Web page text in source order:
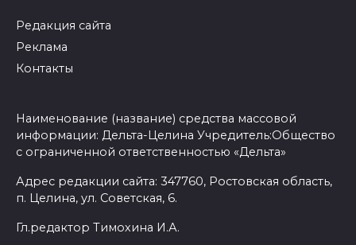
Редакция сайта
Реклама
Контакты
Наименование (название) средства массовой
информации: Дельта-Целина Учредитель:Общество
с ограниченной ответственностью «Дельта»
Адрес редакции сайта: 347760, Ростовская область,
п. Целина, ул. Советская, 6.
Гл.редактор Тимохина И.А.